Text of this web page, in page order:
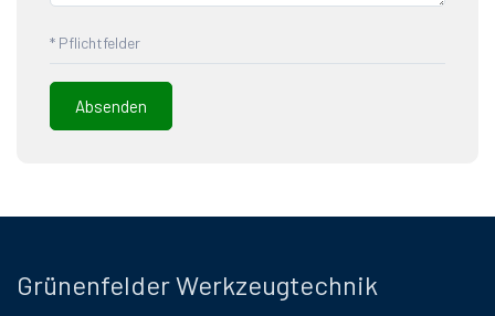
* Pflichtfelder
Grünenfelder Werkzeugtechnik